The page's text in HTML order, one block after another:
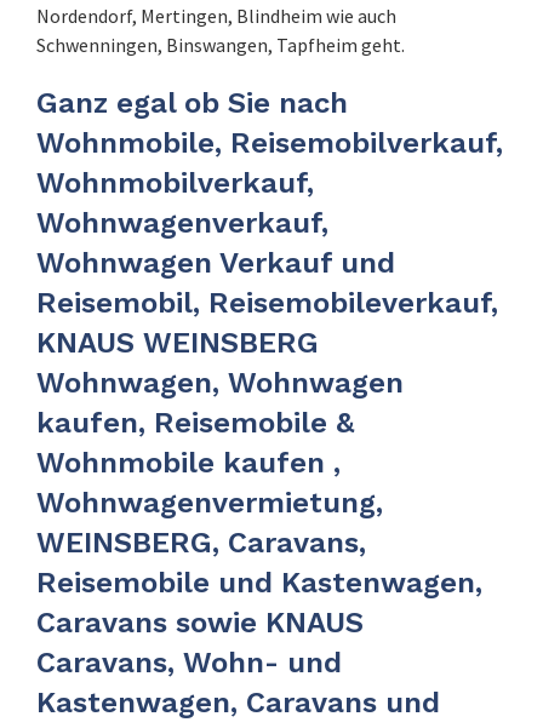
Nordendorf, Mertingen, Blindheim wie auch
Schwenningen, Binswangen, Tapfheim geht.
Ganz egal ob Sie nach
Wohnmobile, Reisemobilverkauf,
Wohnmobilverkauf,
Wohnwagenverkauf,
Wohnwagen Verkauf und
Reisemobil, Reisemobileverkauf,
KNAUS WEINSBERG
Wohnwagen, Wohnwagen
kaufen, Reisemobile &
Wohnmobile kaufen ,
Wohnwagenvermietung,
WEINSBERG, Caravans,
Reisemobile und Kastenwagen,
Caravans sowie KNAUS
Caravans, Wohn- und
Kastenwagen, Caravans und